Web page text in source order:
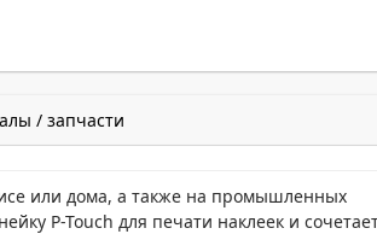
/ запчасти
или дома, а также на промышленных
P-Touch для печати наклеек и